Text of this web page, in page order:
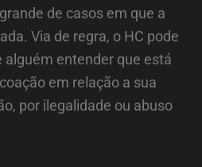
de casos em que a
Via de regra, o HC pode
alguém entender que está
em relação a sua
por ilegalidade ou abuso